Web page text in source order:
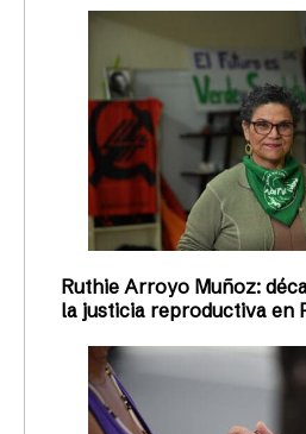
Ruthie Arroyo Muñoz:
la justicia reproductiva en